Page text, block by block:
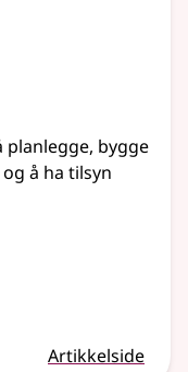
bygge
å ha tilsyn
Artikkelside